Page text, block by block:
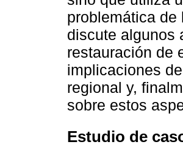
problemática de
discute algunos
restauración de
implicaciones
regional y,
sobre estos
Estudio de